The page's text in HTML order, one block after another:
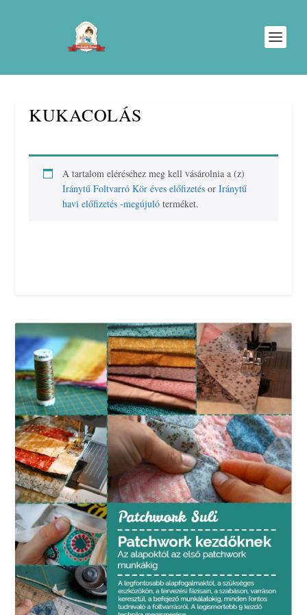
KUKACOLÁS
A tartalom eléréséhez meg kell vásárolnia a (z)
Iránytű Foltvarró Kör éves előfizetés orIránytű
havi előfizetés -megújuló terméket.